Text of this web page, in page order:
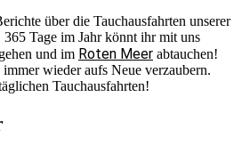
über die Tauchausfahrten unserer
Tage im Jahr könnt ihr mit uns
und im Roten Meer abtauchen!
wieder aufs Neue verzaubern.
Tauchausfahrten!